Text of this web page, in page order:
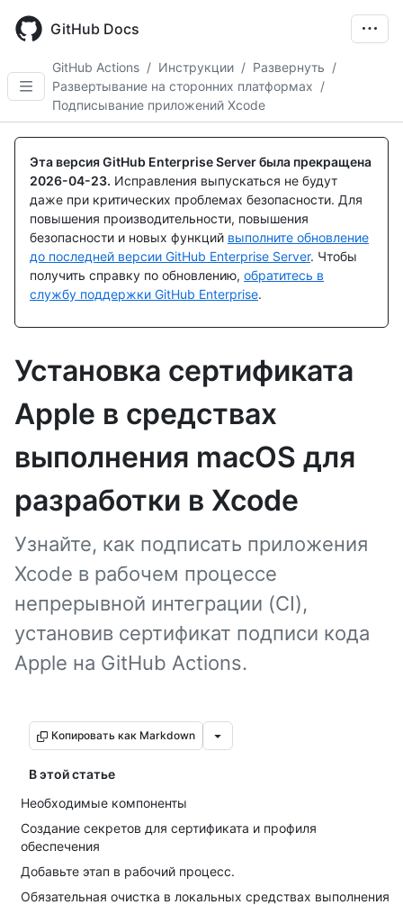
main
GitHub Docs
GitHub Actions / Инструкции / Развернуть /
Развертывание на сторонних платформах /
Подписывание приложений Xcode
Эта версия GitHub Enterprise Server была прекращена
2026-04-23. Исправления выпускаться не будут
даже при критических проблемах безопасности. Для
повышения производительности, повышения
безопасности и новых функций выполните обновление
до последней версии GitHub Enterprise Server. Чтобы
получить справку по обновлению, обратитесь в
службу поддержки GitHub Enterprise.
Установка сертификата
Apple в средствах
выполнения macOS для
разработки в Xcode
Узнайте, как подписать приложения
Xcode в рабочем процессе
непрерывной интеграции (CI),
установив сертификат подписи кода
Apple на GitHub Actions.
Копировать как Markdown
В этой статье
Необходимые компоненты
Создание секретов для сертификата и профиля
обеспечения
Добавьте этап в рабочий процесс.
Обязательная очистка в локальных средствах выполнения